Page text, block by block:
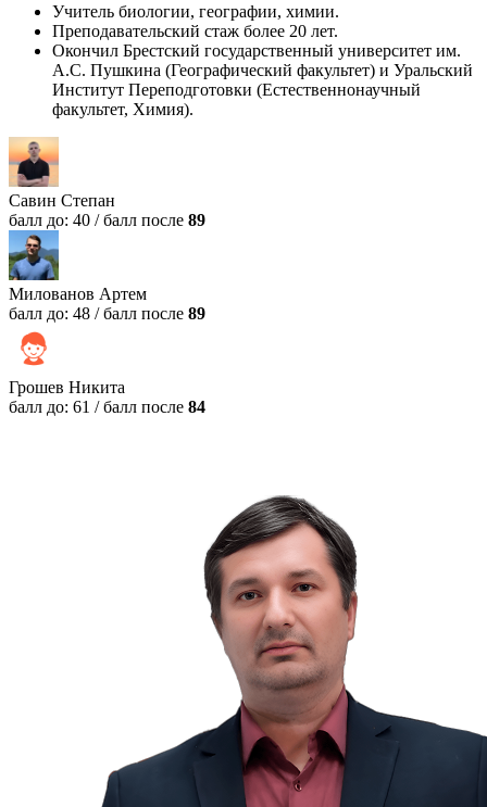
Учитель биологии, географии, химии.
Преподавательский стаж более 20 лет.
Окончил Брестский государственный университет им.
А.С. Пушкина (Географический факультет) и Уральский
Институт Переподготовки (Естественнонаучный
факультет, Химия).
Савин Степан
балл до: 40 /балл после 89
Милованов Артем
балл до: 48 /балл после 89
Грошев Никита
балл до: 61 /балл после 84